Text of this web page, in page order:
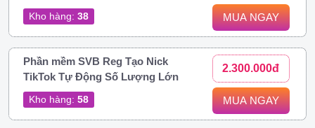
Kho hàng: 38 MUA NGAY
Phần mềm SVB Reg Tạo Nick
TikTok Tự Động Số Lượng Lớn
Kho hàng: 58
2.300.000đ
MUA NGAY